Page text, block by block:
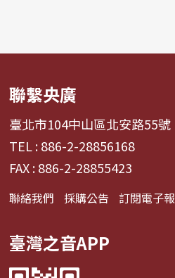
聯繫央廣
臺北市104中山區北安路55號
TEL : 886-2-28856168
FAX : 886-2-28855423
聯絡我們 採購公告 訂閱電子報
臺灣之音APP